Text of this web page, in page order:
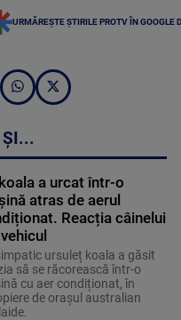
URMĂREȘTE ȘTIRILE PROTV ÎN GOOGLE
ȘI...
a urcat într-o
atras de aerul
Reacția câinelui
ursuleț koala a găsit
să se răcorească într-o
cu aer condiționat, în
de orașul australian